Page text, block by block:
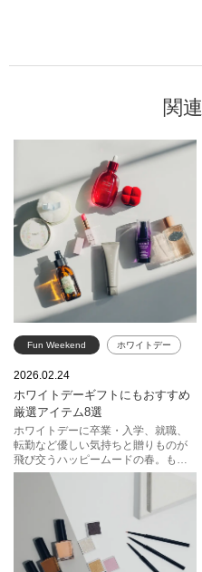
関
Fun Weekend ホワイトデー
ギフト
THREE NARS SABON
プラダ ビューティ
スナイデル ビューティ
2026.02.24
ホワイトデーギフトにもおすすめ
厳選アイテム8選
ホワイトデーに卒業・入学、就職、
転勤など優しい気持ちと贈りものが
飛び交うハッピームードの春。もら
ったらうれしい＆贈りたいの気持ち
にぴったり寄り添う、「ちょっと良
いもの」を厳選しました。スキンケ
アからフレグランスまで。贈る相手
を思い浮かべてみて。